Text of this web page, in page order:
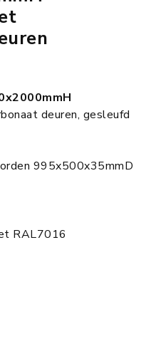
deuren, gesleufd
995x500x35mmD
RAL7016